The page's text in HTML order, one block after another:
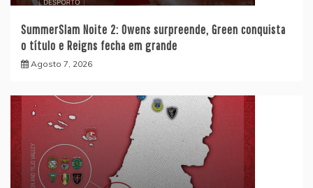
SummerSlam Noite 2: Owens surpreende, Green conquista
o título e Reigns fecha em grande
Agosto 7, 2026